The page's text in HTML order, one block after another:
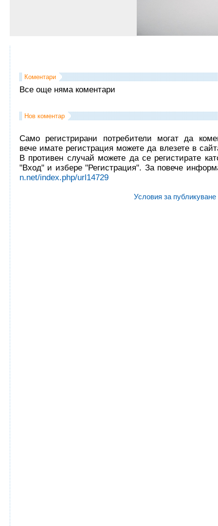
Коментари
Все още няма коментари
Нов коментар
Само регистрирани потребители могат да
вече имате регистрация можете да влезете в
В противен случай можете да се регистирате
"Вход" и избере "Регистрация". За повече
n.net/index.php/url14729
Условия за